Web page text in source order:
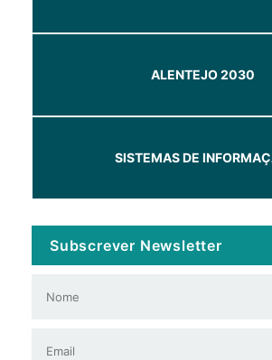
ALENTEJO 2030
SISTEMAS DE
Subscrever Newsletter